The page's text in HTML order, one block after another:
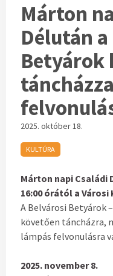
Márton
Délután
Betyárok
2025. október 18.
KULTÚRA
Márton napi Családi
16:00 órától a
A Belvárosi Betyárok
követően táncházra,
lámpás felvonulásra
2025. november 8.